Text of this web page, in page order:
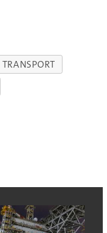
TRANSPORT